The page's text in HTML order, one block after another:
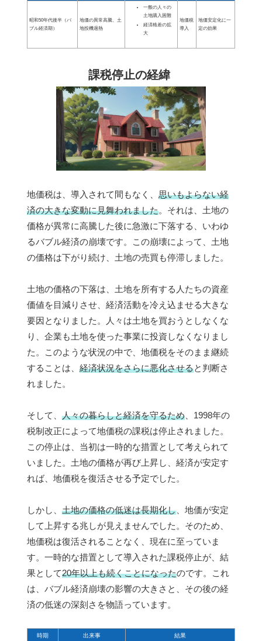
昭和50年代後半（バ
ブル経済期）
地価の異常高騰、土
地投機過熱
一般の人々の
土地購入困難
経済格差の拡
大
地価税
導入
地価安定化に一
定の効果
課税停止の経緯
地価税は、導入されて間もなく、 思いもよらない経
済の大きな変動に見舞われました。それは、土地の
価格が異常に高騰した後に急激に下落する、いわゆ
るバブル経済の崩壊です。この崩壊によって、土地
の価格は下がり続け、土地の売買も停滞しました。
土地の価格の下落は、土地を所有する人たちの資産
価値を目減りさせ、経済活動を冷え込ませる大きな
要因となりました。人々は土地を買おうとしなくな
り、企業も土地を使った事業に投資しなくなりまし
た。このような状況の中で、地価税をそのまま継続
することは、 経済状況をさらに悪化させると判断さ
れました。
そして、 人々の暮らしと経済を守るため 、1998年の
税制改正によって地価税の課税は停止されました。
この停止は、当初は一時的な措置として考えられて
いました。土地の価格が再び上昇し、経済が安定す
れば、地価税を復活させる予定でした。
しかし、 土地の価格の低迷は長期化し 、地価が安定
して上昇する兆しが見えませんでした。そのため、
地価税は復活されることなく、現在に至っていま
す。一時的な措置として導入された課税停止が、結
果として20年以上も続くことになったのです。これ
は、バブル経済崩壊の影響の大きさと、その後の経
済の低迷の深刻さを物語っています。
時期 出来事 結果